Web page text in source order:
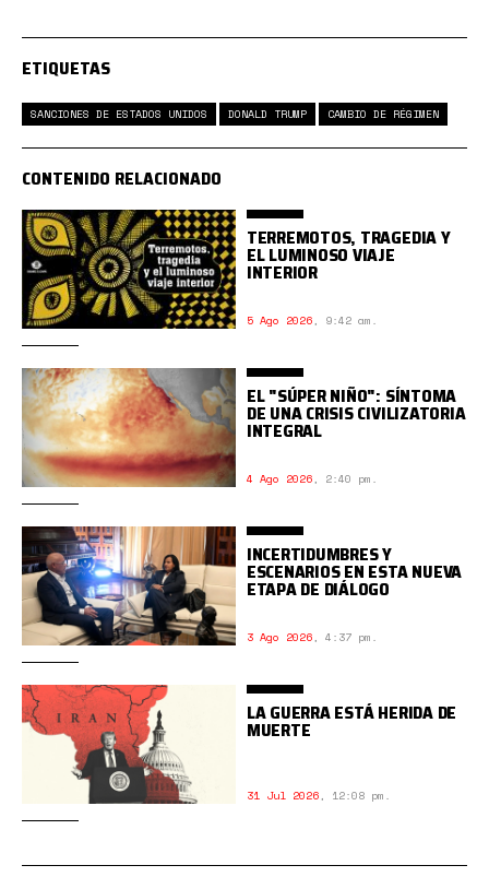
ETIQUETAS
SANCIONES DE ESTADOS UNIDOS DONALD TRUMP CAMBIO DE RÉGIMEN
CONTENIDO RELACIONADO
TERREMOTOS, TRAGEDIA Y
EL LUMINOSO VIAJE
INTERIOR
5 Ago 2026, 9:42 am.
EL "SÚPER NIÑO": SÍNTOMA
DE UNA CRISIS CIVILIZATORIA
INTEGRAL
4 Ago 2026, 2:40 pm.
INCERTIDUMBRES Y
ESCENARIOS EN ESTA NUEVA
ETAPA DE DIÁLOGO
3 Ago 2026, 4:37 pm.
LA GUERRA ESTÁ HERIDA DE
MUERTE
31 Jul 2026, 12:08 pm.